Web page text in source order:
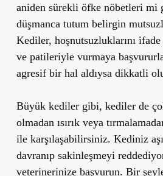
aniden sürekli öfke nöbetleri mi
düşmanca tutum belirgin
Kediler, hoşnutsuzluklarını
ve patileriyle vurmaya
agresif bir hal aldıysa dikkatli
Büyük kediler gibi, kediler de
olmadan ısırık veya
ile karşılaşabilirsiniz. Kediniz
davranıp sakinleşmeyi
veterinerinize başvurun. Bir